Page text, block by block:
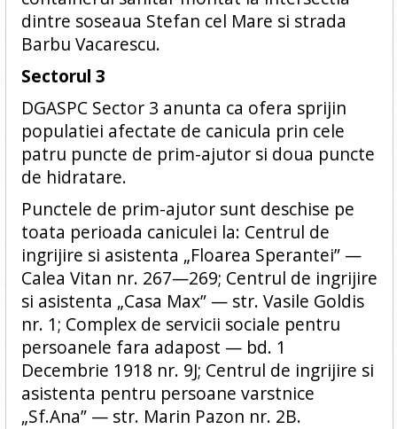
dintre soseaua Stefan cel Mare si strada
Barbu Vacarescu.
Sectorul 3
DGASPC Sector 3 anunta ca ofera sprijin
populatiei afectate de canicula prin cele
patru puncte de prim-ajutor si doua puncte
de hidratare.
Punctele de prim-ajutor sunt deschise pe
toata perioada caniculei la: Centrul de
ingrijire si asistenta „Floarea Sperantei” —
Calea Vitan nr. 267—269; Centrul de ingrijire
si asistenta „Casa Max” — str. Vasile Goldis
nr. 1; Complex de servicii sociale pentru
persoanele fara adapost — bd. 1
Decembrie 1918 nr. 9J; Centrul de ingrijire si
asistenta pentru persoane varstnice
„Sf.Ana” — str. Marin Pazon nr. 2B.